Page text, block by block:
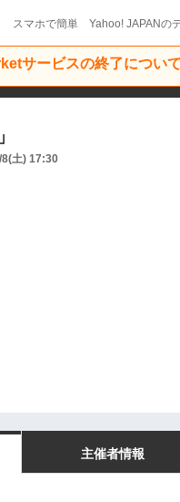
スマホで簡単 Yahoo! JAPANの
サービスの終了について
土) 17:30
主催者情報